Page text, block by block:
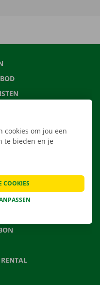
ONS
VRAGEN
cookies om jou een
te bieden en je
COOKIES